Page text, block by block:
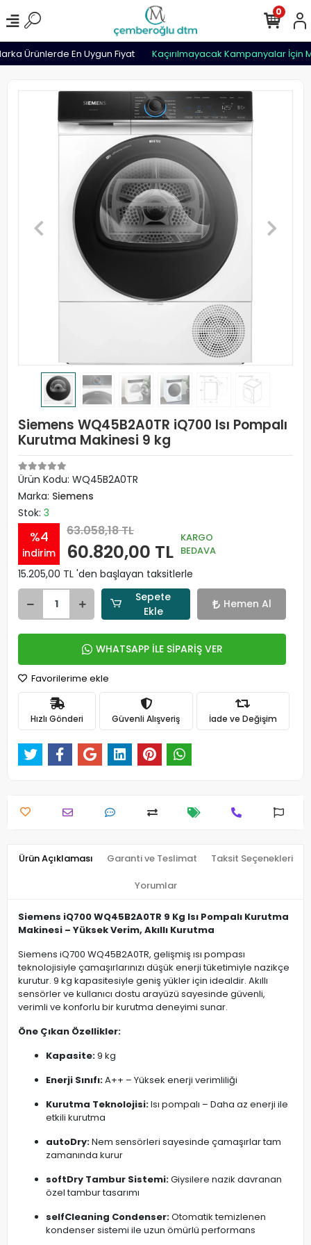
Ürünlerde En Uygun Fiyat Kaçırılmayacak Kampanyalar İçin
0
Siemens WQ45B2A0TR iQ700 Isı Pompalı
Kurutma Makinesi 9 kg
Ürün Kodu: WQ45B2A0TR
Marka: Siemens
Stok: 3
%4
indirim
63.058,18 TL
60.820,00 TL
KARGO
BEDAVA
15.205,00 TL 'den başlayan taksitlerle
Sepete
Ekle
Hemen Al
WHATSAPP İLE SİPARİŞ VER
Favorilerime ekle
Hızlı Gönderi Güvenli Alışveriş İade ve Değişim
Ürün Açıklaması Garanti ve Teslimat Taksit Seçenekleri
Yorumlar
Siemens iQ700 WQ45B2A0TR 9 Kg Isı Pompalı Kurutma
Makinesi – Yüksek Verim, Akıllı Kurutma
Siemens iQ700 WQ45B2A0TR, gelişmiş ısı pompası
teknolojisiyle çamaşırlarınızı düşük enerji tüketimiyle nazikçe
kurutur. 9 kg kapasitesiyle geniş yükler için idealdir. Akıllı
sensörler ve kullanıcı dostu arayüzü sayesinde güvenli,
verimli ve konforlu bir kurutma deneyimi sunar.
Öne Çıkan Özellikler:
Kapasite:9 kg
Enerji Sınıfı:A++ – Yüksek enerji verimliliği
Kurutma Teknolojisi:Isı pompalı – Daha az enerji ile
etkili kurutma
autoDry:Nem sensörleri sayesinde çamaşırlar tam
zamanında kurur
softDry Tambur Sistemi:Giysilere nazik davranan
özel tambur tasarımı
selfCleaning Condenser:Otomatik temizlenen
kondenser sistemi ile uzun ömürlü performans